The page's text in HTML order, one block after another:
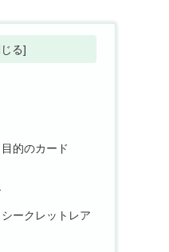
的のカード
ークレットレア